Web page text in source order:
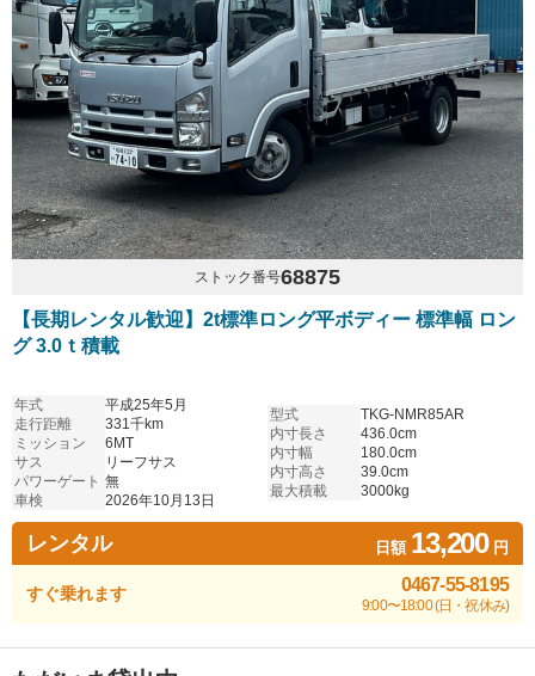
ストック番号68875
【長期レンタル歓迎】2t標準ロング平ボディー 標準幅 ロン
グ 3.0ｔ積載
年式
平成25年5月
走行距離
331千km
ミッション
6MT
サス
リーフサス
パワーゲート 無
車検
2026年10月13日
型式
TKG-NMR85AR
内寸長さ
436.0cm
内寸幅
180.0cm
内寸高さ
39.0cm
最大積載
3000kg
レンタル 日額 13,200円
すぐ乗れます 0467-55-8195
9:00〜18:00 (日・祝休み)